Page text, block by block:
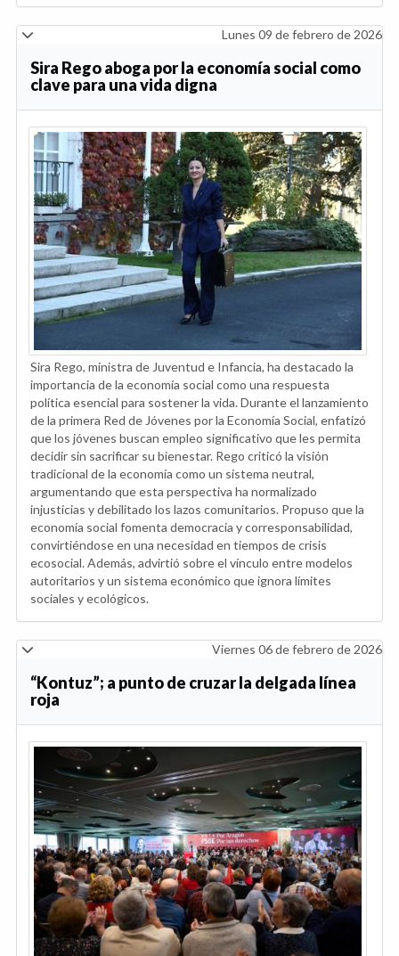
Lunes 09 de febrero de 2026
Sira Rego aboga por la economía social como
clave para una vida digna
Sira Rego, ministra de Juventud e Infancia, ha destacado la
importancia de la economía social como una respuesta
política esencial para sostener la vida. Durante el lanzamiento
de la primera Red de Jóvenes por la Economía Social, enfatizó
que los jóvenes buscan empleo significativo que les permita
decidir sin sacrificar su bienestar. Rego criticó la visión
tradicional de la economía como un sistema neutral,
argumentando que esta perspectiva ha normalizado
injusticias y debilitado los lazos comunitarios. Propuso que la
economía social fomenta democracia y corresponsabilidad,
convirtiéndose en una necesidad en tiempos de crisis
ecosocial. Además, advirtió sobre el vínculo entre modelos
autoritarios y un sistema económico que ignora límites
sociales y ecológicos.
Viernes 06 de febrero de 2026
“Kontuz”; a punto de cruzar la delgada línea
roja